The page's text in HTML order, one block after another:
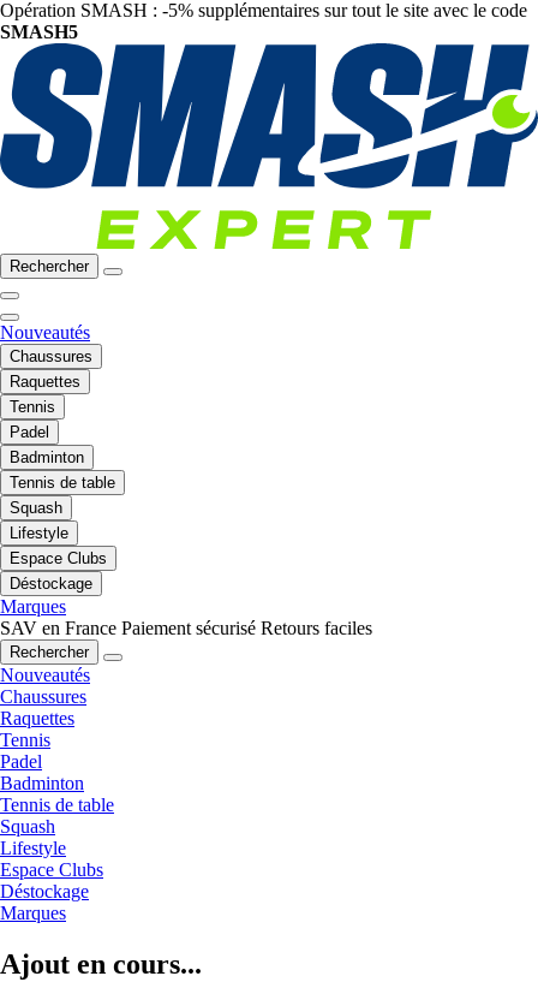
Opération SMASH : -5% supplémentaires sur tout le site avec le code
SMASH5
Rechercher
Nouveautés
Chaussures
Raquettes
Tennis
Padel
Badminton
Tennis de table
Squash
Lifestyle
Espace Clubs
Déstockage
Marques
SAV en France Paiement sécurisé Retours faciles
Rechercher
Nouveautés
Chaussures
Raquettes
Tennis
Padel
Badminton
Tennis de table
Squash
Lifestyle
Espace Clubs
Déstockage
Marques
Ajout en cours...